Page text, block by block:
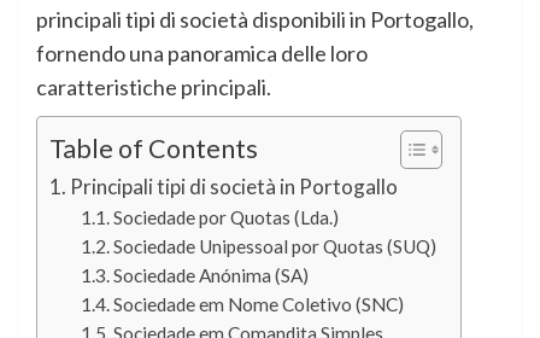
principali tipi di società disponibili in Portogallo,
fornendo una panoramica delle loro
caratteristiche principali.
Table of Contents
Principali tipi di società in Portogallo
Sociedade por Quotas (Lda.)
Sociedade Unipessoal por Quotas (SUQ)
Sociedade Anónima (SA)
Sociedade em Nome Coletivo (SNC)
Sociedade em Comandita Simples